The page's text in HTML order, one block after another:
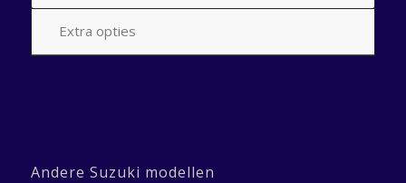
Extra opties
Andere Suzuki modellen